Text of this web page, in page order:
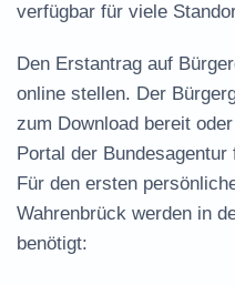
verfügbar für viele
Den Erstantrag auf
online stellen. Der
zum Download bereit
Portal der
Für den ersten
Wahrenbrück werden in
benötigt: